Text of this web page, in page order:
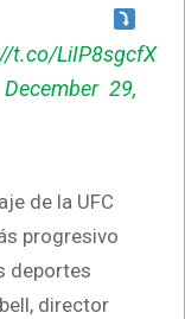
t.co/LiIP8sgcfX
December 29,
de la UFC
progresivo
deportes
director